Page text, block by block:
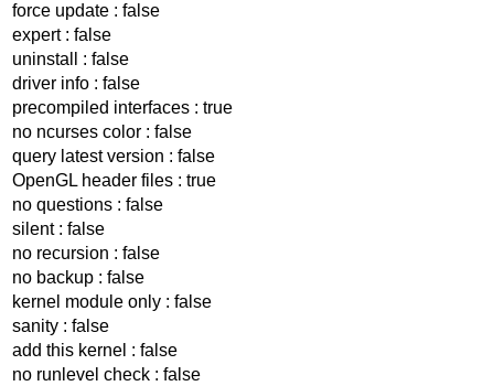
force update : false
expert : false
uninstall : false
driver info : false
precompiled interfaces : true
no ncurses color : false
query latest version : false
OpenGL header files : true
no questions : false
silent : false
no recursion : false
no backup : false
kernel module only : false
sanity : false
add this kernel : false
no runlevel check : false